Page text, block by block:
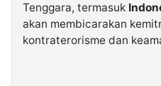
Kabarbaru.co
2026
Tenggara, termasuk
akan membicarakan
kontraterorisme dan